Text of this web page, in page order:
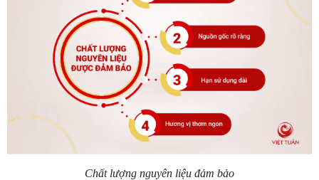
Chất lượng nguyên liệu đảm bảo